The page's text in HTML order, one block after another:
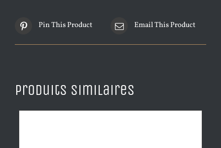
Pin This Product Email This Product
Produits similaires